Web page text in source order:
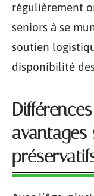
régulièrement
seniors à se
soutien
disponibilité
avantages